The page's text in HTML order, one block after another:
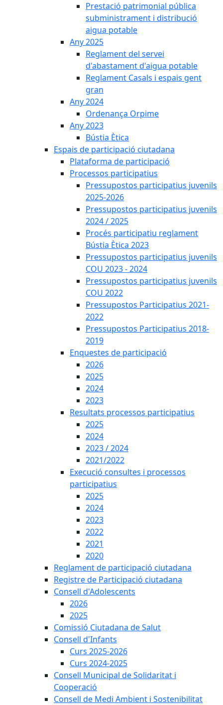
Prestació patrimonial pública
subministrament i distribució
aigua potable
Any 2025
Reglament del servei
d'abastament d'aigua potable
Reglament Casals i espais gent
gran
Any 2024
Ordenança Orpime
Any 2023
Bústia Ètica
Espais de participació ciutadana
Plataforma de participació
Processos participatius
Pressupostos participatius juvenils
2025-2026
Pressupostos participatius juvenils
2024 / 2025
Procés participatiu reglament
Bústia Ètica 2023
Pressupostos participatius juvenils
COU 2023 - 2024
Pressupostos participatius juvenils
COU 2022
Pressupostos Participatius 2021-
2022
Pressupostos Participatius 2018-
2019
Enquestes de participació
2026
2025
2024
2023
Resultats processos participatius
2025
2024
2023 / 2024
2021/2022
Execució consultes i processos
participatius
2025
2024
2023
2022
2021
2020
Reglament de participació ciutadana
Registre de Participació ciutadana
Consell d'Adolescents
2026
2025
Comissió Ciutadana de Salut
Consell d'Infants
Curs 2025-2026
Curs 2024-2025
Consell Municipal de Solidaritat i
Cooperació
Consell de Medi Ambient i Sostenibilitat